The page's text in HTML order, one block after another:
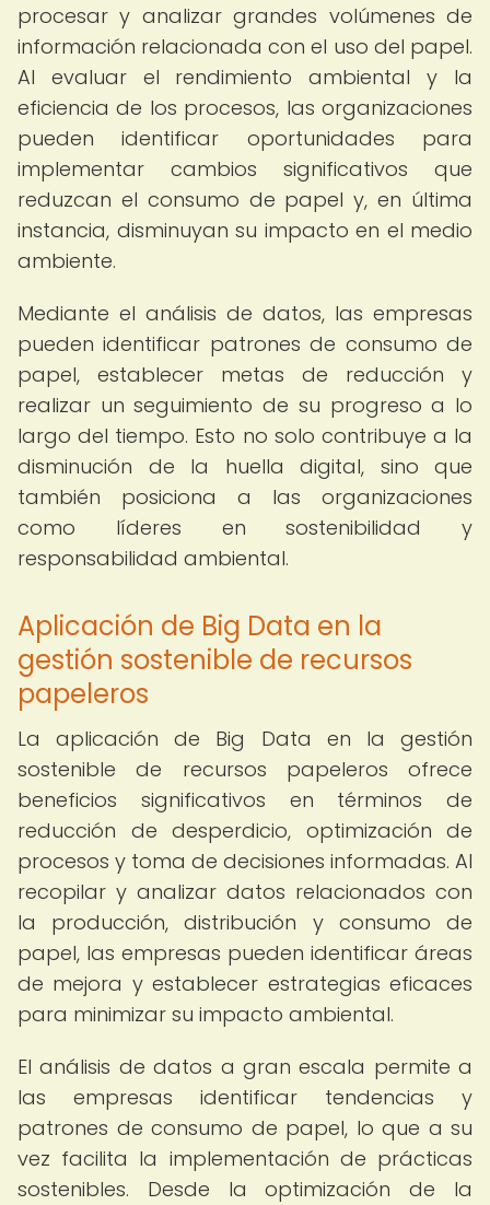
procesar y analizar grandes volúmenes de
información relacionada con el uso del papel.
Al evaluar el rendimiento ambiental y la
eficiencia de los procesos, las organizaciones
pueden identificar oportunidades para
implementar cambios significativos que
reduzcan el consumo de papel y, en última
instancia, disminuyan su impacto en el medio
ambiente.
Mediante el análisis de datos, las empresas
pueden identificar patrones de consumo de
papel, establecer metas de reducción y
realizar un seguimiento de su progreso a lo
largo del tiempo. Esto no solo contribuye a la
disminución de la huella digital, sino que
también posiciona a las organizaciones
como líderes en sostenibilidad y
responsabilidad ambiental.
Aplicación de Big Data en la
gestión sostenible de recursos
papeleros
La aplicación de Big Data en la gestión
sostenible de recursos papeleros ofrece
beneficios significativos en términos de
reducción de desperdicio, optimización de
procesos y toma de decisiones informadas. Al
recopilar y analizar datos relacionados con
la producción, distribución y consumo de
papel, las empresas pueden identificar áreas
de mejora y establecer estrategias eficaces
para minimizar su impacto ambiental.
El análisis de datos a gran escala permite a
las empresas identificar tendencias y
patrones de consumo de papel, lo que a su
vez facilita la implementación de prácticas
sostenibles. Desde la optimización de la